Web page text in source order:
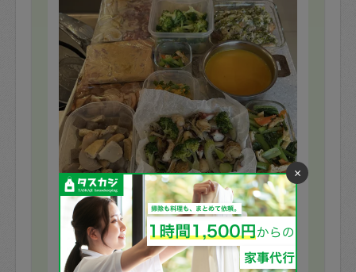
※依頼者の依頼当時の主観的な感想です。
×